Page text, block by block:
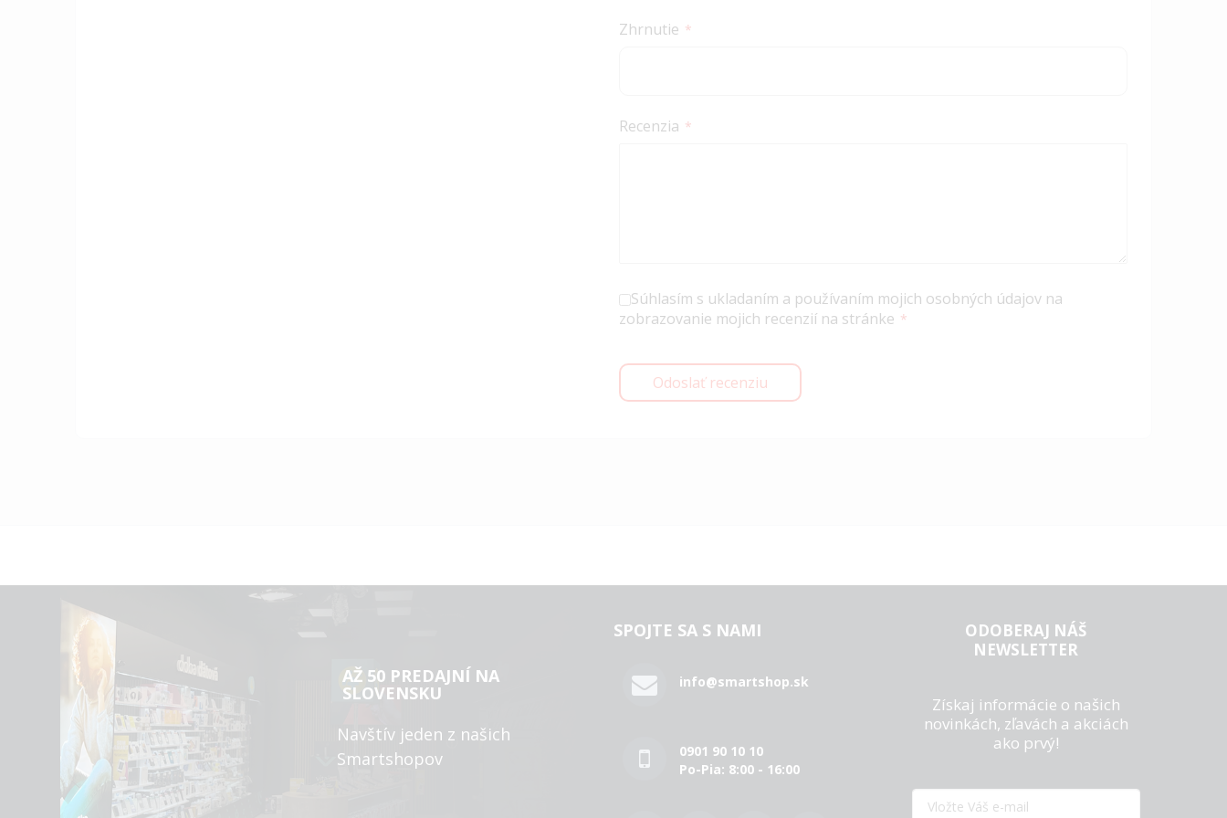
Zhrnutie
Recenzia
Súhlasím s ukladaním a používaním mojich osobných údajov na
zobrazovanie mojich recenzií na stránke
Odoslať recenziu
AŽ 50 PREDAJNÍ NA
SLOVENSKU
Navštív jeden z našich
Smartshopov
SPOJTE SA S NAMI
info@smartshop.sk
0901 90 10 10
Po-Pia: 8:00 - 16:00
ODOBERAJ NÁŠ
NEWSLETTER
Získaj informácie o našich
novinkách, zľavách a akciách
ako prvý!